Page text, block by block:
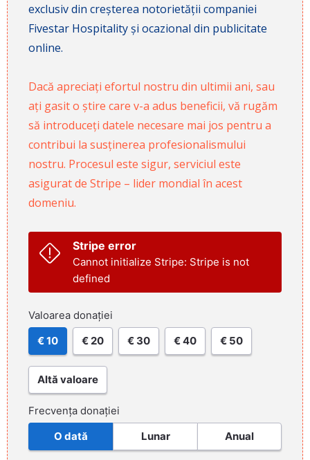
exclusiv din creșterea notorietății companiei
Fivestar Hospitality și ocazional din publicitate
online.
Dacă apreciați efortul nostru din ultimii ani, sau
ați gasit o știre care v-a adus beneficii, vă rugăm
să introduceți datele necesare mai jos pentru a
contribui la susținerea profesionalismului
nostru. Procesul este sigur, serviciul este
asigurat de Stripe – lider mondial în acest
domeniu.
Stripe error
Cannot initialize Stripe: Stripe is not
defined
Valoarea donației
€ 10 € 20 € 30 € 40 € 50
Altă valoare
Frecvența donației
O dată Lunar Anual